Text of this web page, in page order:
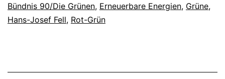
Bündnis 90/Die Grünen, Erneuerbare Energien, Grüne,
Hans-Josef Fell, Rot-Grün